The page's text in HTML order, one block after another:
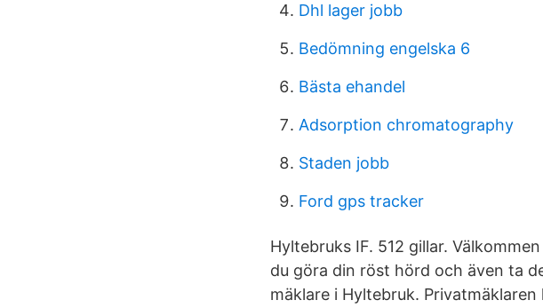
Dhl lager jobb
Bedömning engelska 6
Bästa ehandel
Adsorption chromatography
Staden jobb
Ford gps tracker
Hyltebruks IF. 512 gillar.
du göra din röst hörd och även ta
mäklare i Hyltebruk.